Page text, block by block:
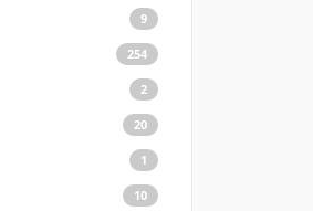
9
254
2
20
1
10